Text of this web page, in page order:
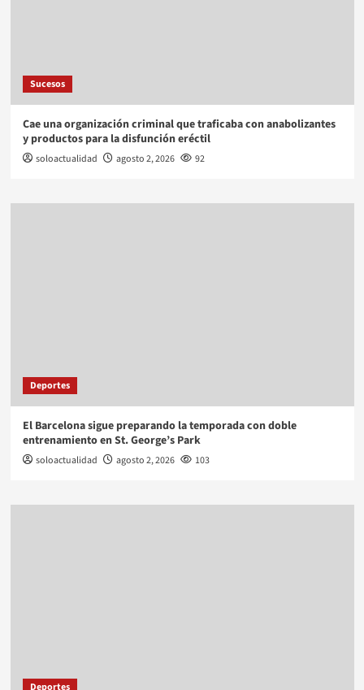
Sucesos
Cae una organización criminal que traficaba con anabolizantes
y productos para la disfunción eréctil
soloactualidad agosto 2, 2026 92
Deportes
El Barcelona sigue preparando la temporada con doble
entrenamiento en St. George’s Park
soloactualidad agosto 2, 2026 103